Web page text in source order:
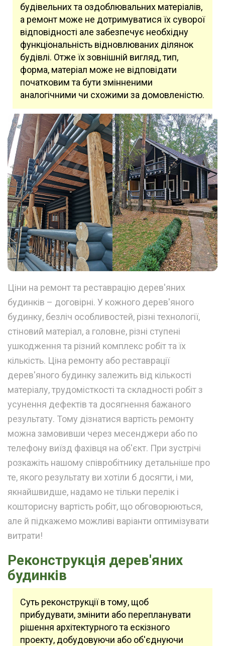
будівельних та оздоблювальних матеріалів,
а ремонт може не дотримуватися їх суворої
відповідності але забезпечує необхідну
функціональність відновлюваних ділянок
будівлі. Отже їх зовнішній вигляд, тип,
форма, матеріал може не відповідати
початковим та бути змінненими
аналогічними чи схожими за домовленістю.
Ціни на ремонт та реставрацію дерев'яних
будинків – договірні. У кожного дерев'яного
будинку, безліч особливостей, різні технології,
стіновий матеріал, а головне, різні ступені
ушкодження та різний комплекс робіт та їх
кількість. Ціна ремонту або реставрації
дерев'яного будинку залежить від кількості
матеріалу, трудомісткості та складності робіт з
усунення дефектів та досягнення бажаного
результату. Тому дізнатися вартість ремонту
можна замовивши через месенджери або по
телефону виїзд фахівця на об'єкт. При зустрічі
розкажіть нашому співробітнику детальніше про
те, якого результату ви хотіли б досягти, і ми,
якнайшвидше, надамо не тільки перелік і
кошторисну вартість робіт, що обговорюються,
але й підкажемо можливі варіанти оптимізувати
витрати!
Реконструкція дерев'яних
будинків
Суть реконструкції в тому, щоб
прибудувати, змінити або перепланувати
рішення архітектурного та ескізного
проекту, добудовуючи або об'єднуючи